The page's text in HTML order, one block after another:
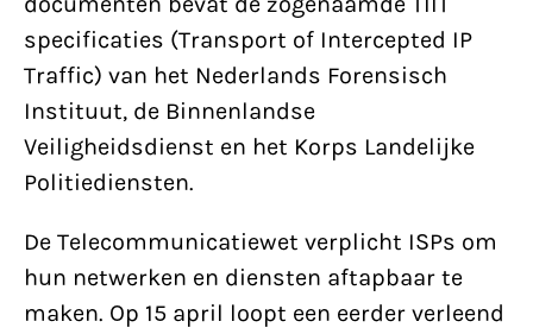
specificaties (Transport of Intercepted IP
Traffic) van het Nederlands Forensisch
Instituut, de Binnenlandse
Veiligheidsdienst en het Korps Landelijke
Politiediensten.
De Telecommunicatiewet verplicht ISPs om
hun netwerken en diensten aftapbaar te
maken. Op 15 april loopt een eerder verleend